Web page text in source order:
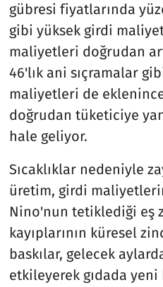
gübresi fiyatlarında
gibi yüksek girdi
maliyetleri doğrudan
46'lık ani sıçramalar
maliyetleri de
doğrudan tüketiciye
hale geliyor.
Sıcaklıklar nedeniyle
üretim, girdi
Nino'nun tetiklediği eş
kayıplarının küresel
baskılar, gelecek
etkileyerek gıdada